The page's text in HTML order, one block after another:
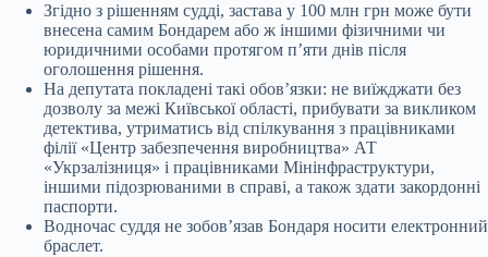
Згідно з рішенням судді, застава у 100 млн грн може бути
внесена самим Бондарем або ж іншими фізичними чи
юридичними особами протягом пʼяти днів після
оголошення рішення.
На депутата покладені такі обовʼязки: не виїжджати без
дозволу за межі Київської області, прибувати за викликом
детектива, утриматись від спілкування з працівниками
філії «Центр забезпечення виробництва» АТ
«Укрзалізниця» і працівниками Мінінфраструктури,
іншими підозрюваними в справі, а також здати закордонні
паспорти.
Водночас суддя не зобовʼязав Бондаря носити електронний
браслет.